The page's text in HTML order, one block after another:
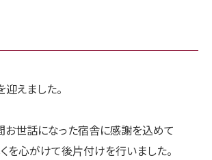
えました。
お世話になった宿舎に感謝を込めて
を心がけて後片付けを行いました。